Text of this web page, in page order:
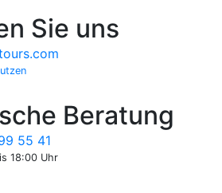
Sie uns
Beratung
55 41
18:00 Uhr